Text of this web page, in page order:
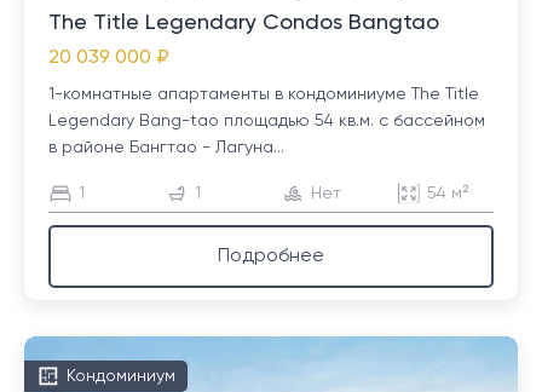
The Title Legendary Condos Bangtao
20 039 000 ₽
1-комнатные апартаменты в кондоминиуме The Title
Legendary Bang-tao площадью 54 кв.м. с бассейном
в районе Бангтао - Лагуна...
1 1 Нет 54 м²
Подробнее
Кондоминиум